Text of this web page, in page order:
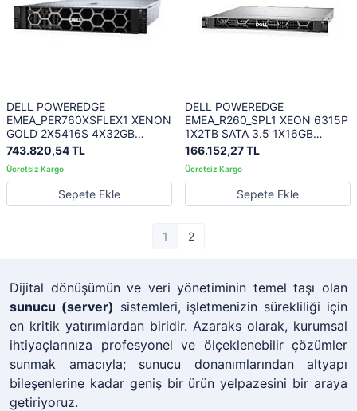
DELL POWEREDGE
EMEA_PER760XSFLEX1 XENON
GOLD 2X5416S 4X32GB
2X480GB SSD 16X2.5 inc
2X1100W 3 YIL YERİNDE
GARANTİ
743.820,54 TL
Sepete Ekle
DELL POWEREDGE
EMEA_R260_SPL1 XEON 6315P
1X2TB SATA 3.5 1X16GB
1X700W 3 YIL YERİNDE
GARANTİ
166.152,27 TL
Sepete Ekle
1 2
Dijital dönüşümün ve veri yönetiminin temel taşı olan
sunucu (server) sistemleri, işletmenizin sürekliliği için
en kritik yatırımlardan biridir. Azaraks olarak, kurumsal
ihtiyaçlarınıza profesyonel ve ölçeklenebilir çözümler
sunmak amacıyla; sunucu donanımlarından altyapı
bileşenlerine kadar geniş bir ürün yelpazesini bir araya
getiriyoruz.